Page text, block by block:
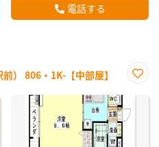
電話する
） 806・1K-【中部屋】
に入
り登
録